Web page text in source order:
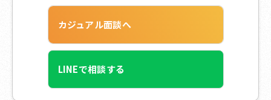
カジュアル面談へ
LINEで相談する